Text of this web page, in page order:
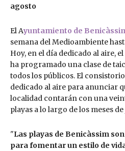
agosto
El Ayuntamiento de
semana del Medioambiente
Hoy, en el día dedicado al aire,
ha programado una clase de
todos los públicos. El
dedicado al aire para anunciar
localidad contarán con una
playas a lo largo de los meses
"Las playas de Benicàssim
para fomentar un estilo de